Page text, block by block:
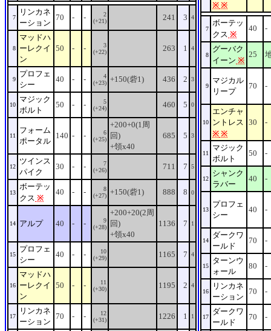
7
リンカネ
ーション
70 - -
2
(+21)
241 3 4
8
マッドハ
ーレクイ
ン
50 - -
3
(+22)
263 1 4
9
プロフェ
シー
40 - -
4
(+23) +150(砦1) 436 2 3
10
マジック
ボルト
50 - -
5
(+24)
460 5 0
11
フォーム
ポータル
140 - -
6
(+25)
+200+0(1周
回)
+領x40
685 5 3
12
ツインス
パイク
30 - -
7
(+26)
711 7 5
13
ボーテッ
クス ※
40 - -
8
(+27) +150(砦1) 888 8 0
14 アルプ 40 - -
9
(+28)
+200+20(2周
回)
+領x40
1136 7 1
15
プロフェ
シー
40 - -
10
(+29)
1165 7 4
16
マッドハ
ーレクイ
ン
50 - -
11
(+30)
1195 2 4
17
リンカネ
ーション
70 - -
12
(+31)
1226 1 1
※ ※
7
ボーテッ
クス ※
40 -
8
グーバク
イーン ※
25
9
マジカル
リープ
70 -
10
エンチャ
ントレス
※ ※
30 -
11
マジック
ボルト
50 -
12
シャンク
ラバー
40 -
13
プロフェ
シー
40 -
14
ダークワ
ールド
70 -
15
ターンウ
ォール
80 -
16
リンカネ
ーション
70 -
17
ダークワ
ールド
70 -